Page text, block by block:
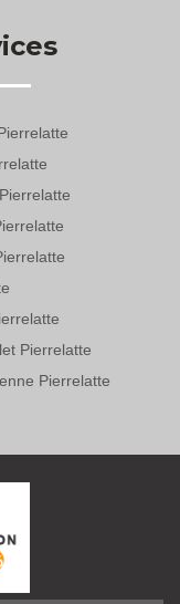
Pierrelatte
Pierrelatte